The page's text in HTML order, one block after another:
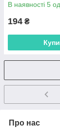
В наявності 5 од.
194 ₴
Про нас